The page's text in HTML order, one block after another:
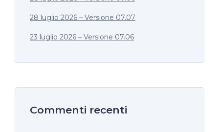
28 luglio 2026 – Versione 07.07
23 luglio 2026 – Versione 07.06
Commenti recenti